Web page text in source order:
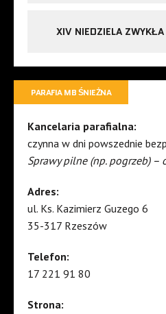
XIV NIEDZIELA
PARAFIA MB ŚNIEŻNA
Kancelaria parafialna:
czynna w dni powszednie
Sprawy pilne (np. pogrzeb) –
Adres:
ul. Ks. Kazimierz Guzego 6
35-317 Rzeszów
Telefon:
17 221 91 80
Strona: